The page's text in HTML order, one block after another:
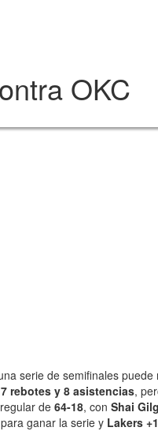
OKC
serie de semifinales puede
rebotes y 8 asistencias,
de64-18, con Shai
para ganar la serie y Lakers